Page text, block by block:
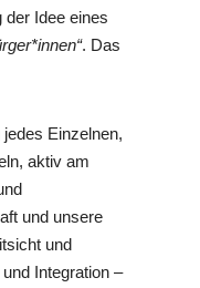
der Idee eines
. Das
Einzelnen,
aktiv am
und unsere
und
Integration –